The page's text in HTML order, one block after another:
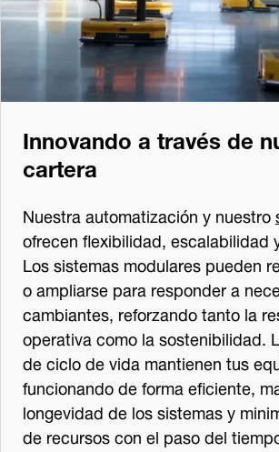
Innovando a través de
cartera
Nuestra automatización y nuestro
ofrecen flexibilidad, escalabilidad
Los sistemas modulares pueden
o ampliarse para responder a
cambiantes, reforzando tanto la
operativa como la sostenibilidad.
de ciclo de vida mantienen tus
funcionando de forma eficiente,
longevidad de los sistemas y
de recursos con el paso del